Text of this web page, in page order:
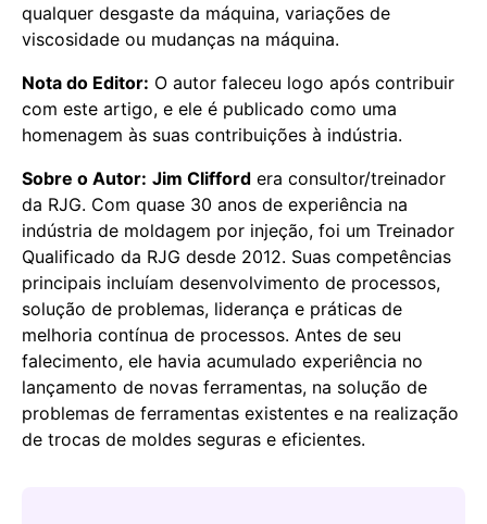
qualquer desgaste da máquina, variações de
viscosidade ou mudanças na máquina.
Nota do Editor: O autor faleceu logo após contribuir
com este artigo, e ele é publicado como uma
homenagem às suas contribuições à indústria.
Sobre o Autor: Jim Clifford era consultor/treinador
da RJG. Com quase 30 anos de experiência na
indústria de moldagem por injeção, foi um Treinador
Qualificado da RJG desde 2012. Suas competências
principais incluíam desenvolvimento de processos,
solução de problemas, liderança e práticas de
melhoria contínua de processos. Antes de seu
falecimento, ele havia acumulado experiência no
lançamento de novas ferramentas, na solução de
problemas de ferramentas existentes e na realização
de trocas de moldes seguras e eficientes.